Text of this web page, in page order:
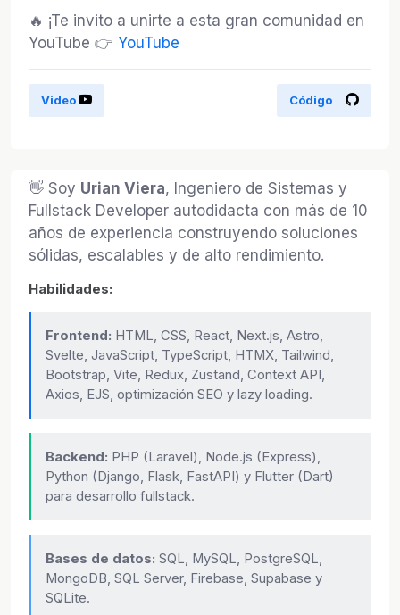
🔥 ¡Te invito a unirte a esta gran comunidad en
YouTube 👉 YouTube
Video Código
👋 Soy Urian Viera, Ingeniero de Sistemas y
Fullstack Developer autodidacta con más de 10
años de experiencia construyendo soluciones
sólidas, escalables y de alto rendimiento.
Habilidades:
Frontend: HTML, CSS, React, Next.js, Astro,
Svelte, JavaScript, TypeScript, HTMX, Tailwind,
Bootstrap, Vite, Redux, Zustand, Context API,
Axios, EJS, optimización SEO y lazy loading.
Backend: PHP (Laravel), Node.js (Express),
Python (Django, Flask, FastAPI) y Flutter (Dart)
para desarrollo fullstack.
Bases de datos: SQL, MySQL, PostgreSQL,
MongoDB, SQL Server, Firebase, Supabase y
SQLite.